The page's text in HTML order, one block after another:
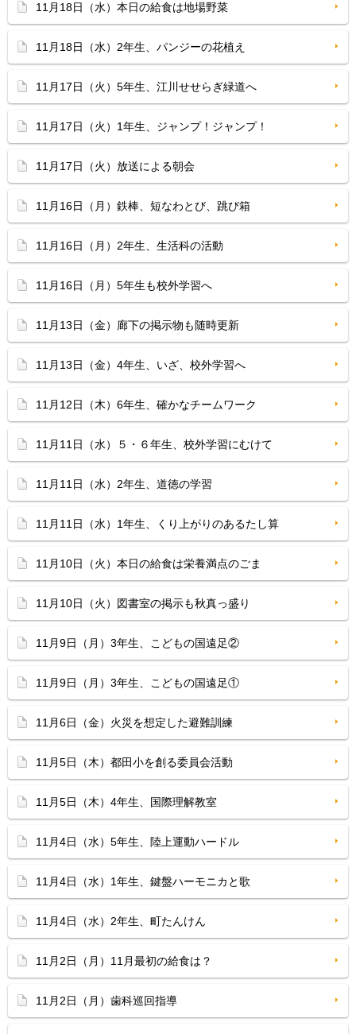
11月18日（水）本日の給食は地場野菜
11月18日（水）2年生、パンジーの花植え
11月17日（火）5年生、江川せせらぎ緑道へ
11月17日（火）1年生、ジャンプ！ジャンプ！
11月17日（火）放送による朝会
11月16日（月）鉄棒、短なわとび、跳び箱
11月16日（月）2年生、生活科の活動
11月16日（月）5年生も校外学習へ
11月13日（金）廊下の掲示物も随時更新
11月13日（金）4年生、いざ、校外学習へ
11月12日（木）6年生、確かなチームワーク
11月11日（水）５・６年生、校外学習にむけて
11月11日（水）2年生、道徳の学習
11月11日（水）1年生、くり上がりのあるたし算
11月10日（火）本日の給食は栄養満点のごま
11月10日（火）図書室の掲示も秋真っ盛り
11月9日（月）3年生、こどもの国遠足②
11月9日（月）3年生、こどもの国遠足①
11月6日（金）火災を想定した避難訓練
11月5日（木）都田小を創る委員会活動
11月5日（木）4年生、国際理解教室
11月4日（水）5年生、陸上運動ハードル
11月4日（水）1年生、鍵盤ハーモニカと歌
11月4日（水）2年生、町たんけん
11月2日（月）11月最初の給食は？
11月2日（月）歯科巡回指導